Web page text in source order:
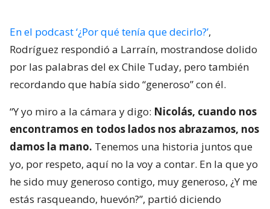
En el podcast ‘¿Por qué tenía que decirlo?’,
Rodríguez respondió a Larraín, mostrandose dolido
por las palabras del ex Chile Tuday, pero también
recordando que había sido “generoso” con él.
“Y yo miro a la cámara y digo: Nicolás, cuando nos
encontramos en todos lados nos abrazamos, nos
damos la mano. Tenemos una historia juntos que
yo, por respeto, aquí no la voy a contar. En la que yo
he sido muy generoso contigo, muy generoso, ¿Y me
estás rasqueando, huevón?”, partió diciendo